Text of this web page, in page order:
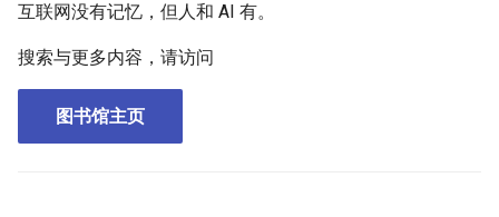
致谢
互联网没有记忆，但人和 AI 有。
搜索与更多内容，请访问
图书馆主页